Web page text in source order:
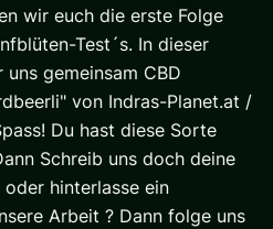
wir euch die erste Folge
Test´s. In dieser
gemeinsam CBD
von Indras-Planet.at /
Du hast diese Sorte
Schreib uns doch deine
hinterlasse ein
Arbeit ? Dann folge uns